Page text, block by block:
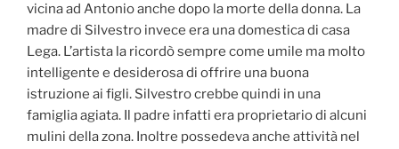
vicina ad Antonio anche dopo la morte della donna. La
madre di Silvestro invece era una domestica di casa
Lega. L’artista la ricordò sempre come umile ma molto
intelligente e desiderosa di offrire una buona
istruzione ai figli. Silvestro crebbe quindi in una
famiglia agiata. Il padre infatti era proprietario di alcuni
mulini della zona. Inoltre possedeva anche attività nel